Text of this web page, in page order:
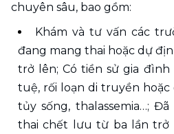
chuyên sâu, bao gồm:
Khám và tư vấn các
đang mang thai hoặc dự
trở lên; Có tiền sử gia
tuệ, rối loạn di truyền hoặc
tủy sống, thalassemia…;
thai chết lưu từ ba lần trở